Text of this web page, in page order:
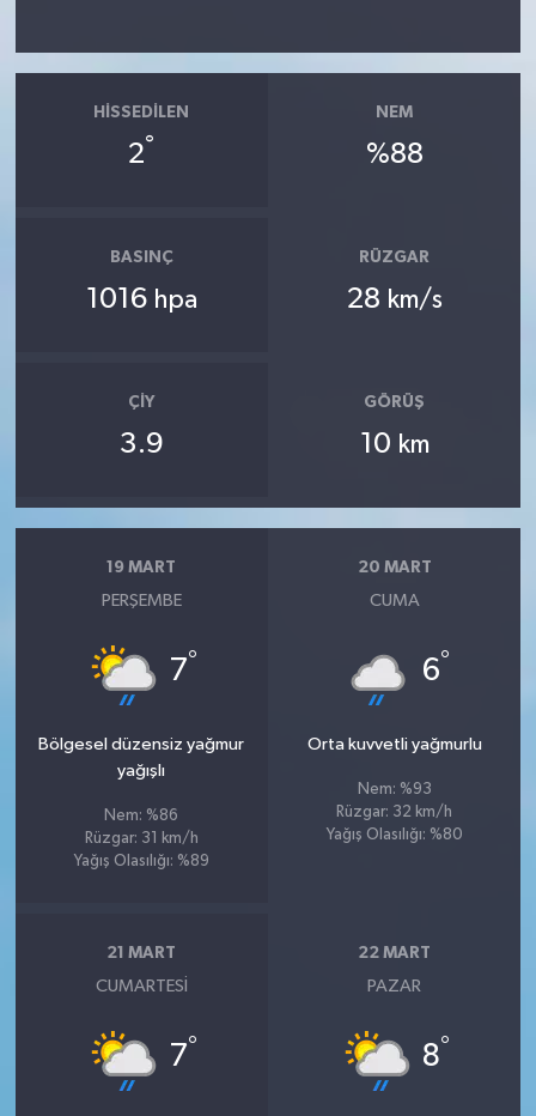
HISSEDILEN
2°
NEM
%88
BASINÇ
1016 hpa
RÜZGAR
28 km/s
ÇIY
3.9
GÖRÜŞ
10 km
19 MART
PERŞEMBE
7°
Bölgesel düzensiz yağmur
yağışlı
Nem: %86
Rüzgar: 31 km/h
Yağış Olasılığı: %89
20 MART
CUMA
6°
Orta kuvvetli yağmurlu
Nem: %93
Rüzgar: 32 km/h
Yağış Olasılığı: %80
21 MART
CUMARTESI
7°
22 MART
PAZAR
8°